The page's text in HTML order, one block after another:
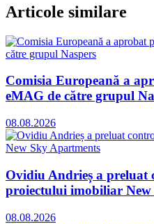
Articole similare
Comisia Europeană a
eMAG de către grupul
08.08.2026
Ovidiu Andrieș a preluat
proiectului imobiliar
08.08.2026